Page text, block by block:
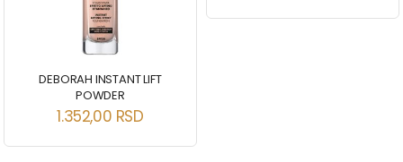
DEBORAH INSTANT LIFT
POWDER
1.352,00 RSD